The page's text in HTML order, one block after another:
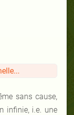
sans cause,
infinie, i.e. une